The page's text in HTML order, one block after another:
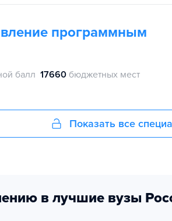
программным
балл 17660 бюджетных мест
Показать все
в лучшие вузы